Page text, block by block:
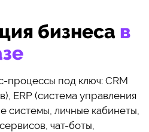
бизнеса в
процессы под ключ: CRM
ERP (система управления
системы, личные кабинеты,
чат-боты,